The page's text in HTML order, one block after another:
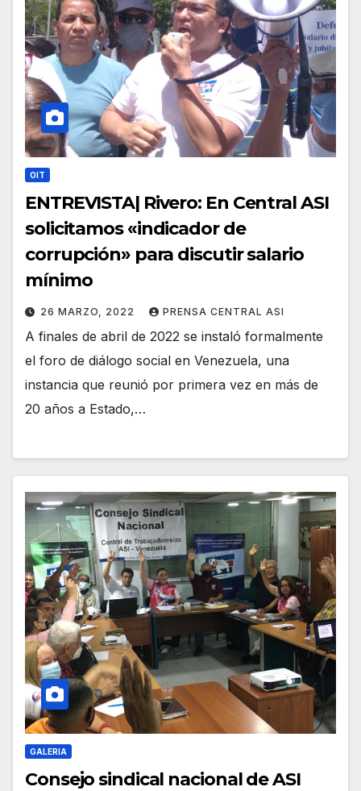
OIT
ENTREVISTA| Rivero: En Central ASI
solicitamos «indicador de
corrupción» para discutir salario
mínimo
26 MARZO, 2022 PRENSA CENTRAL ASI
A finales de abril de 2022 se instaló formalmente
el foro de diálogo social en Venezuela, una
instancia que reunió por primera vez en más de
20 años a Estado,…
GALERIA
Consejo sindical nacional de ASI